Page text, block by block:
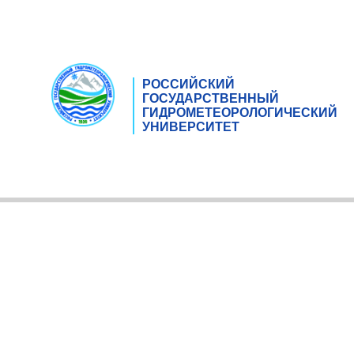
РОССИЙСКИЙ
ГОСУДАРСТВЕННЫЙ
ГИДРОМЕТЕОРОЛОГИЧЕСКИЙ
УНИВЕРСИТЕТ